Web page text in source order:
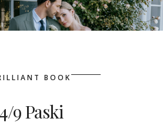
BOOK
4/9 Paski